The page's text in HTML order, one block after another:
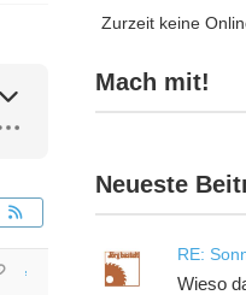
Zurzeit keine
Mach mit!
Neueste
RE:
Wieso